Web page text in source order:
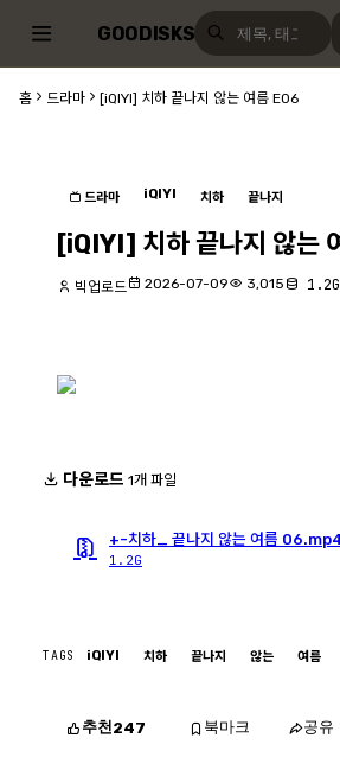
GOODISKS
홈 드라마 [iQIYI] 치하 끝나지 않는 여름 E06
드라마 iQIYI 치하 끝나지
[iQIYI] 치하 끝나지 않는
빅업로드 2026-07-09 3,015 1.2G
다운로드 1개 파일
+-치하_ 끝나지 않는 여름
1.2G
TAGS iQIYI 치하 끝나지 않는 여름
추천247 북마크 공유